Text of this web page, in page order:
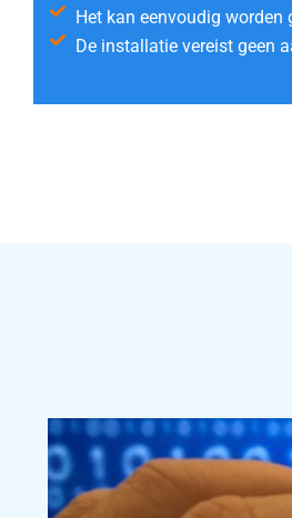
Het kan eenvoudig
De installatie vereist geen